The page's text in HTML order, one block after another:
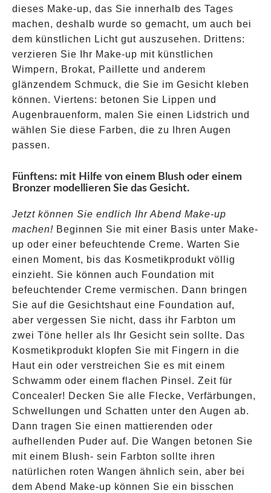
dieses Make-up, das Sie innerhalb des Tages
machen, deshalb wurde so gemacht, um auch bei
dem künstlichen Licht gut auszusehen. Drittens:
verzieren Sie Ihr Make-up mit künstlichen
Wimpern, Brokat, Paillette und anderem
glänzendem Schmuck, die Sie im Gesicht kleben
können. Viertens: betonen Sie Lippen und
Augenbrauenform, malen Sie einen Lidstrich und
wählen Sie diese Farben, die zu Ihren Augen
passen.
Fünftens: mit Hilfe von einem Blush oder einem
Bronzer modellieren Sie das Gesicht.
Jetzt können Sie endlich Ihr Abend Make-up
machen! Beginnen Sie mit einer Basis unter Make-
up oder einer befeuchtende Creme. Warten Sie
einen Moment, bis das Kosmetikprodukt völlig
einzieht. Sie können auch Foundation mit
befeuchtender Creme vermischen. Dann bringen
Sie auf die Gesichtshaut eine Foundation auf,
aber vergessen Sie nicht, dass ihr Farbton um
zwei Töne heller als Ihr Gesicht sein sollte. Das
Kosmetikprodukt klopfen Sie mit Fingern in die
Haut ein oder verstreichen Sie es mit einem
Schwamm oder einem flachen Pinsel. Zeit für
Concealer! Decken Sie alle Flecke, Verfärbungen,
Schwellungen und Schatten unter den Augen ab.
Dann tragen Sie einen mattierenden oder
aufhellenden Puder auf. Die Wangen betonen Sie
mit einem Blush- sein Farbton sollte ihren
natürlichen roten Wangen ähnlich sein, aber bei
dem Abend Make-up können Sie ein bisschen